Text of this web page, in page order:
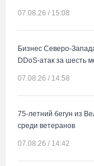
07.08.26 / 15:08
Бизнес Северо-
DDoS-атак за шесть
07.08.26 / 14:58
75-летний бегун из
среди ветеранов
07.08.26 / 14:42